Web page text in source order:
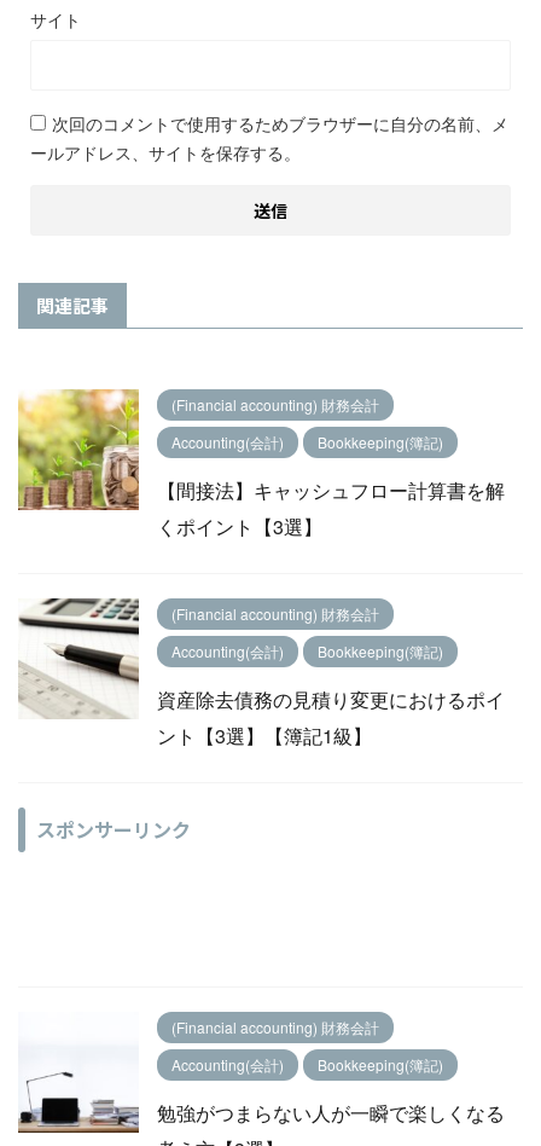
サイト
次回のコメントで使用するためブラウザーに自分の名前、メ
ールアドレス、サイトを保存する。
関連記事
(Financial accounting) 財務会計
Accounting(会計)
Bookkeeping(簿記)
【間接法】キャッシュフロー計算書を解
くポイント【3選】
(Financial accounting) 財務会計
Accounting(会計)
Bookkeeping(簿記)
資産除去債務の見積り変更におけるポイ
ント【3選】【簿記1級】
スポンサーリンク
(Financial accounting) 財務会計
Accounting(会計)
Bookkeeping(簿記)
勉強がつまらない人が一瞬で楽しくなる